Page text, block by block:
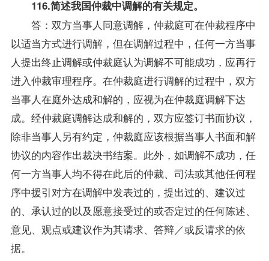
116.简述我国仲裁中调解的有关规定。
答：双方当事人同意调解，仲裁庭可在仲裁程序中
以适当方式进行调解，但在调解过程中，任何一方当事
人提出终止调解或仲裁庭认为调解不可能成功，应再行
进入仲裁审理程序。在仲裁庭进行调解的过程中，双方
当事人在庭外达成和解的，应视为在仲裁庭调解下达
成。经仲裁庭调解达成和解的，双方应签订书面协议，
除非当事人另有约定，仲裁庭应该根据当事人书面和解
协议的内容作出裁决书结案。此外，如调解不成功，任
何一方当事人均不得在此后的仲裁、司法或其他任何程
序中援引对方在调解中发表过的，提出过的、建议过
的、承认过的以及愿意接受过的或否定过的任何陈述、
意见、观点或建议作为其请求、答辩／或反请求的依
据。